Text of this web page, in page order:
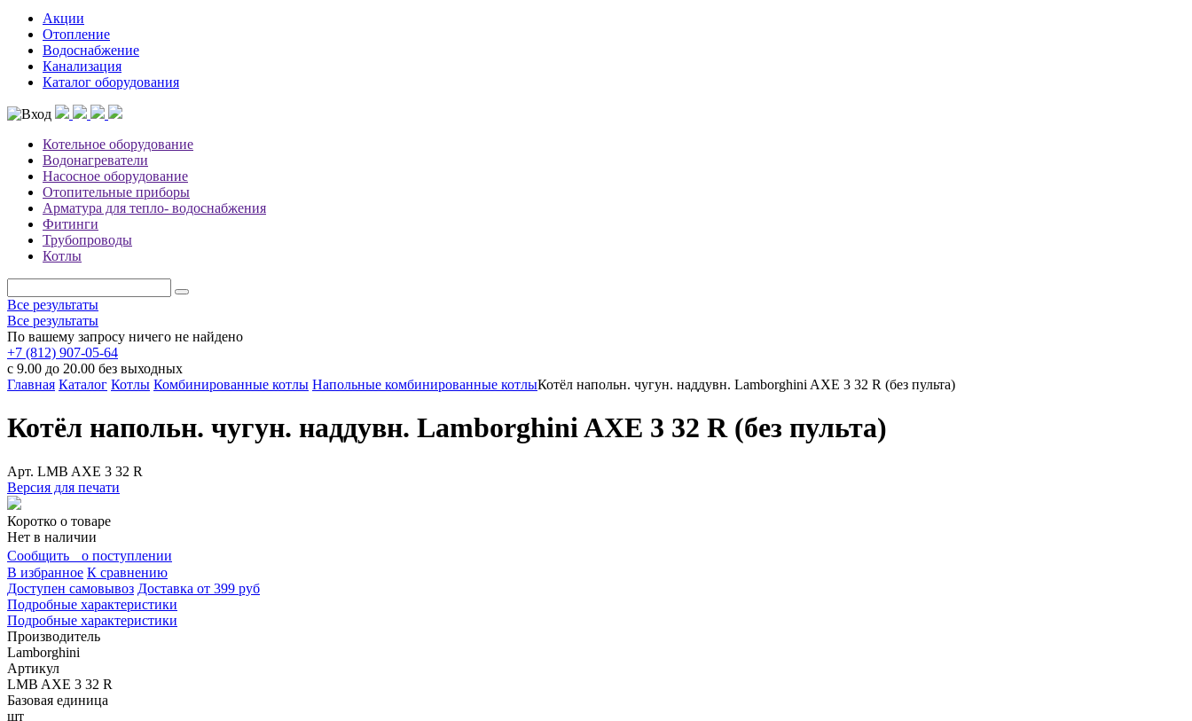
Акции
Отопление
Водоснабжение
Канализация
Каталог оборудования
Котельное оборудование
Водонагреватели
Насосное оборудование
Отопительные приборы
Арматура для тепло- водоснабжения
Фитинги
Трубопроводы
Котлы
Все результаты
Все результаты
По вашему запросу ничего не найдено
+7 (812) 907-05-64
с 9.00 до 20.00 без выходных
Главная Каталог Котлы Комбинированные котлы Напольные комбинированные котлыКотёл напольн. чугун. наддувн. Lamborghini AXE 3 32 R (без пульта)
Котёл напольн. чугун. наддувн. Lamborghini AXE 3 32 R (без пульта)
Арт. LMB AXE 3 32 R
Версия для печати
Коротко о товаре
Нет в наличии
Сообщить о поступлении
В избранное К сравнению
Доступен самовывоз Доставка от 399 руб
Подробные характеристики
Подробные характеристики
Производитель
Lamborghini
Артикул
LMB AXE 3 32 R
Базовая единица
шт